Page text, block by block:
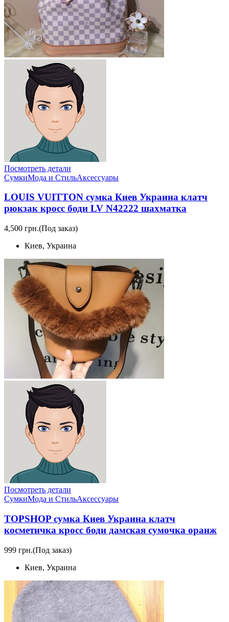
Посмотреть детали
СумкиМода и СтильАксессуары
LOUIS VUITTON сумка Киев Украина клатч
рюкзак кросс боди LV N42222 шахматка
4,500 грн.(Под заказ)
Киев, Украина
Посмотреть детали
СумкиМода и СтильАксессуары
TOPSHOP сумка Киев Украина клатч
косметичка кросс боди дамская сумочка оранж
999 грн.(Под заказ)
Киев, Украина